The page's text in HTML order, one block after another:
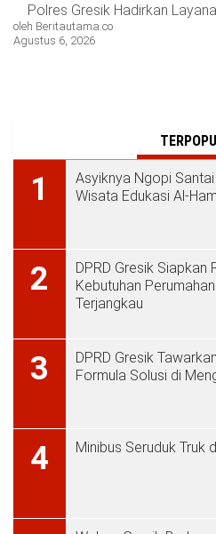
Polres Gresik Hadirkan
oleh Beritautama.co
Agustus 6, 2026
1
Asyiknya Ngopi
Wisata Edukasi Al-
2
DPRD Gresik Siapkan
Kebutuhan
Terjangkau
3
DPRD Gresik
Formula Solusi di
4 Minibus Seruduk Truk